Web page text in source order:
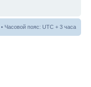
• Часовой пояс: UTC + 3 часа